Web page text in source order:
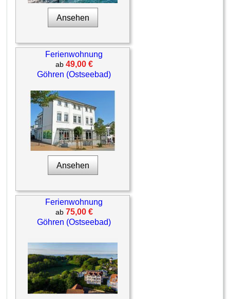
Ansehen
Ferienwohnung
ab 49,00 €
Göhren (Ostseebad)
Ansehen
Ferienwohnung
ab 75,00 €
Göhren (Ostseebad)